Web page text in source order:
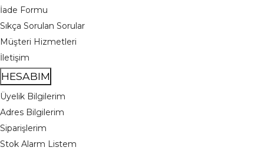
İade Formu
Sıkça Sorulan Sorular
Müşteri Hizmetleri
İletişim
HESABIM
Üyelik Bilgilerim
Adres Bilgilerim
Siparişlerim
Stok Alarm Listem